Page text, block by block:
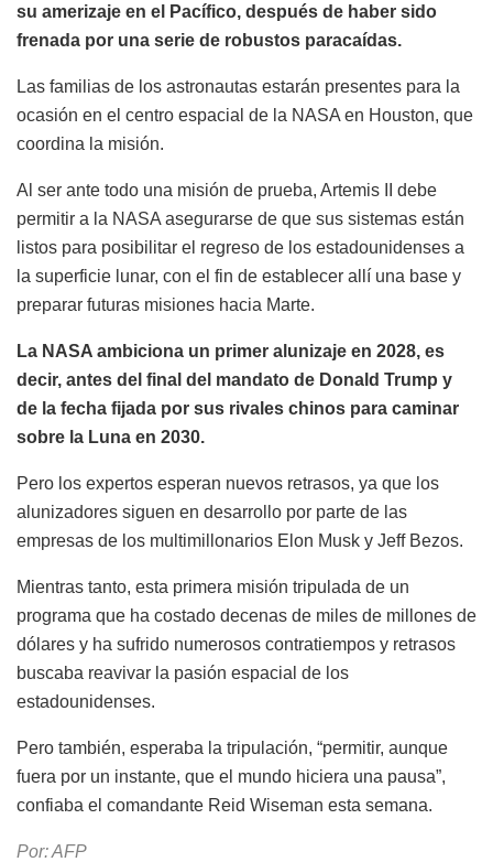
su amerizaje en el Pacífico, después de haber sido
frenada por una serie de robustos paracaídas.
Las familias de los astronautas estarán presentes para la
ocasión en el centro espacial de la NASA en Houston, que
coordina la misión.
Al ser ante todo una misión de prueba, Artemis II debe
permitir a la NASA asegurarse de que sus sistemas están
listos para posibilitar el regreso de los estadounidenses a
la superficie lunar, con el fin de establecer allí una base y
preparar futuras misiones hacia Marte.
La NASA ambiciona un primer alunizaje en 2028, es
decir, antes del final del mandato de Donald Trump y
de la fecha fijada por sus rivales chinos para caminar
sobre la Luna en 2030.
Pero los expertos esperan nuevos retrasos, ya que los
alunizadores siguen en desarrollo por parte de las
empresas de los multimillonarios Elon Musk y Jeff Bezos.
Mientras tanto, esta primera misión tripulada de un
programa que ha costado decenas de miles de millones de
dólares y ha sufrido numerosos contratiempos y retrasos
buscaba reavivar la pasión espacial de los
estadounidenses.
Pero también, esperaba la tripulación, “permitir, aunque
fuera por un instante, que el mundo hiciera una pausa”,
confiaba el comandante Reid Wiseman esta semana.
Por: AFP